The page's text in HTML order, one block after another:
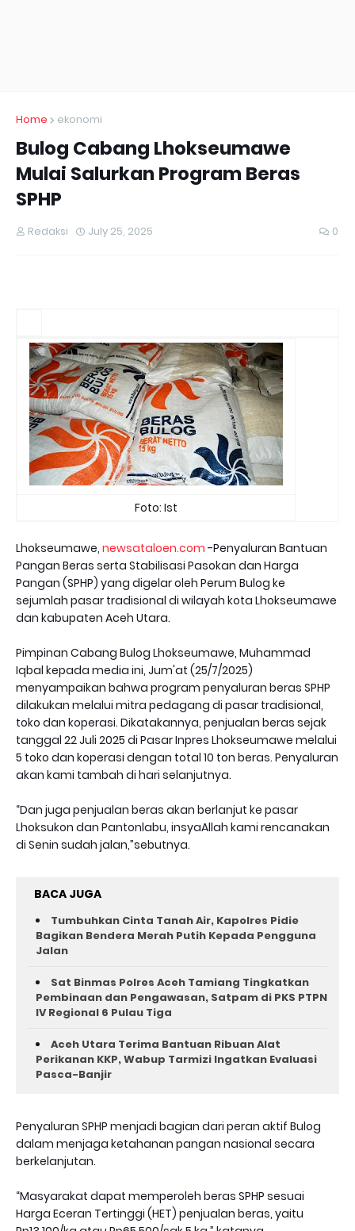
Home ekonomi
Bulog Cabang Lhokseumawe
Mulai Salurkan Program Beras
SPHP
Redaksi July 25, 2025 0
Foto: Ist
Lhokseumawe, newsataloen.com -Penyaluran Bantuan
Pangan Beras serta Stabilisasi Pasokan dan Harga
Pangan (SPHP) yang digelar oleh Perum Bulog ke
sejumlah pasar tradisional di wilayah kota Lhokseumawe
dan kabupaten Aceh Utara.
Pimpinan Cabang Bulog Lhokseumawe, Muhammad
Iqbal kepada media ini, Jum'at (25/7/2025)
menyampaikan bahwa program penyaluran beras SPHP
dilakukan melalui mitra pedagang di pasar tradisional,
toko dan koperasi. Dikatakannya, penjualan beras sejak
tanggal 22 Juli 2025 di Pasar Inpres Lhokseumawe melalui
5 toko dan koperasi dengan total 10 ton beras. Penyaluran
akan kami tambah di hari selanjutnya.
“Dan juga penjualan beras akan berlanjut ke pasar
Lhoksukon dan Pantonlabu, insyaAllah kami rencanakan
di Senin sudah jalan,”sebutnya.
BACA JUGA
Tumbuhkan Cinta Tanah Air, Kapolres Pidie
Bagikan Bendera Merah Putih Kepada Pengguna
Jalan ‎
Sat Binmas Polres Aceh Tamiang Tingkatkan
Pembinaan dan Pengawasan, Satpam di PKS PTPN
IV Regional 6 Pulau Tiga
Aceh Utara Terima Bantuan Ribuan Alat
Perikanan KKP, Wabup Tarmizi Ingatkan Evaluasi
Pasca-Banjir
Penyaluran SPHP menjadi bagian dari peran aktif Bulog
dalam menjaga ketahanan pangan nasional secara
berkelanjutan.
“Masyarakat dapat memperoleh beras SPHP sesuai
Harga Eceran Tertinggi (HET) penjualan beras, yaitu